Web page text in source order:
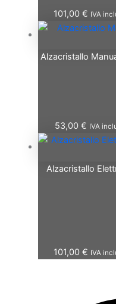
101,00 € IVA
Alzacristallo
53,00 € IVA
Alzacristallo
101,00 € IVA